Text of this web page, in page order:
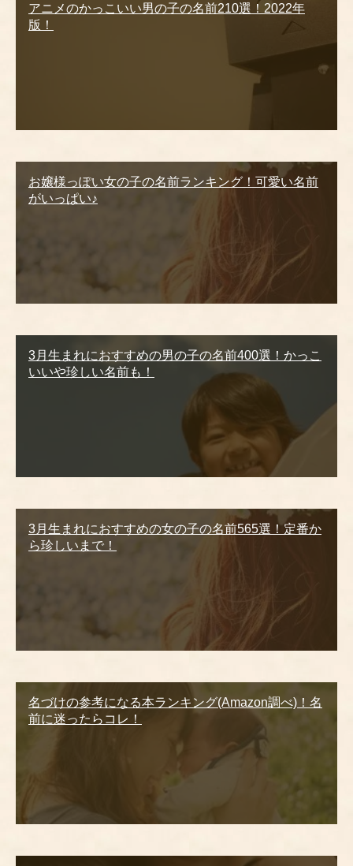
アニメのかっこいい男の子の名前210選！2022年
版！
お嬢様っぽい女の子の名前ランキング！可愛い名前
がいっぱい♪
3月生まれにおすすめの男の子の名前400選！かっこ
いいや珍しい名前も！
3月生まれにおすすめの女の子の名前565選！定番か
ら珍しいまで！
名づけの参考になる本ランキング(Amazon調べ)！名
前に迷ったらコレ！